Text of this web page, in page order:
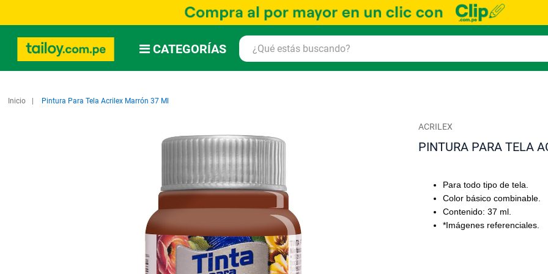
CATEGORÍAS
Inicio Pintura Para Tela Acrilex Marrón 37 Ml
ACRILEX
PINTURA PARA TELA
Para todo tipo de tela.
Color básico combinable.
Contenido: 37 ml.
*Imágenes referenciales.